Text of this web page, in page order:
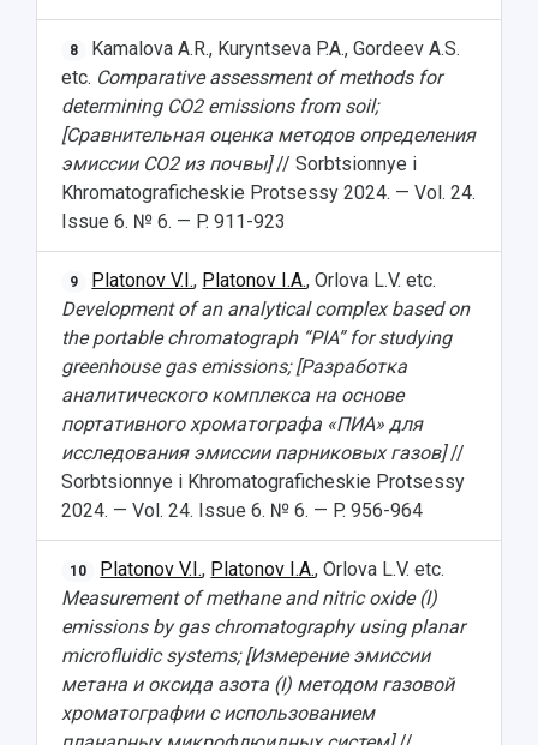
8
Kamalova A.R., Kuryntseva P.A., Gordeev A.S.
etc. Comparative assessment of methods for
determining CO2 emissions from soil;
[Сравнительная оценка методов определения
эмиссии СО2 из почвы]// Sorbtsionnye i
Khromatograficheskie Protsessy 2024. — Vol. 24.
Issue 6. № 6. — P. 911-923
9 Platonov V.I., Platonov I.A., Orlova L.V. etc.
Development of an analytical complex based on
the portable chromatograph “PIA” for studying
greenhouse gas emissions; [Разработка
аналитического комплекса на основе
портативного хроматографа «ПИА» для
исследования эмиссии парниковых газов]//
Sorbtsionnye i Khromatograficheskie Protsessy
2024. — Vol. 24. Issue 6. № 6. — P. 956-964
10 Platonov V.I., Platonov I.A., Orlova L.V. etc.
Measurement of methane and nitric oxide (I)
emissions by gas chromatography using planar
microfluidic systems; [Измерение эмиссии
метана и оксида азота (I) методом газовой
хроматографии с использованием